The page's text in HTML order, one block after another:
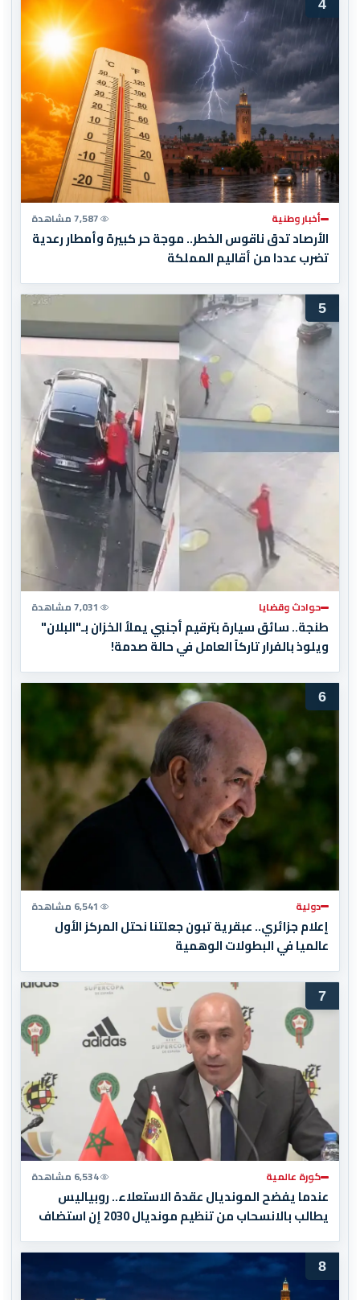
4
أخبار وطنية 7,587 مشاهدة
الأرصاد تدق ناقوس الخطر.. موجة حر كبيرة وأمطار رعدية
تضرب عددا من أقاليم المملكة
5
حوادث وقضايا 7,031 مشاهدة
طنجة.. سائق سيارة بترقيم أجنبي يملأ الخزان بـ"البلان"
ويلوذ بالفرار تاركاً العامل في حالة صدمة!
6
دولية 6,541 مشاهدة
إعلام جزائري.. عبقرية تبون جعلتنا نحتل المركز الأول
عالميا في البطولات الوهمية
7
كورة عالمية 6,534 مشاهدة
عندما يفضح المونديال عقدة الاستعلاء.. روبياليس
يطالب بالانسحاب من تنظيم مونديال 2030 إن استضاف
المغرب المباراة النهائية!
8